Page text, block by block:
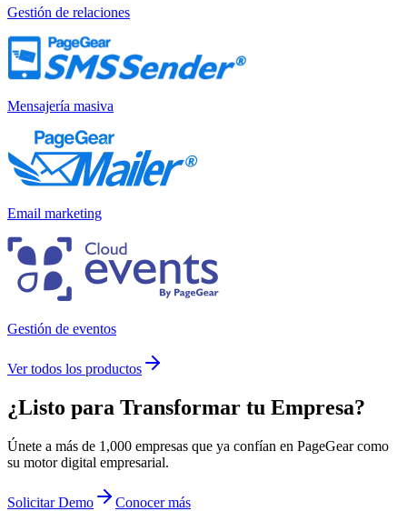
Gestión de relaciones
Mensajería masiva
Email marketing
Gestión de eventos
Ver todos los productos
¿Listo para Transformar tu Empresa?
Únete a más de 1,000 empresas que ya confían en PageGear como
su motor digital empresarial.
Solicitar Demo Conocer más